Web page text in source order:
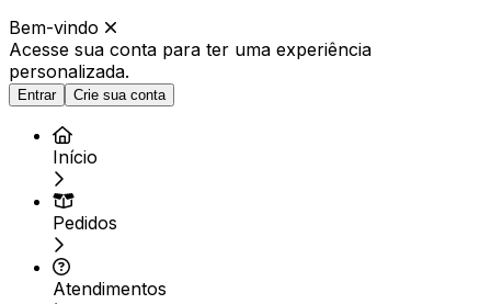
Bem-vindo
Acesse sua conta para ter uma experiência
personalizada.
Entrar Crie sua conta
Início
Pedidos
Atendimentos